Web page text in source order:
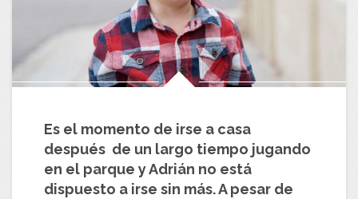
Es el momento de irse a casa
después de un largo tiempo jugando
en el parque y Adrián no está
dispuesto a irse sin más. A pesar de